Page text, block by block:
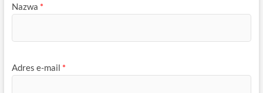
Nazwa *
Adres e-mail *